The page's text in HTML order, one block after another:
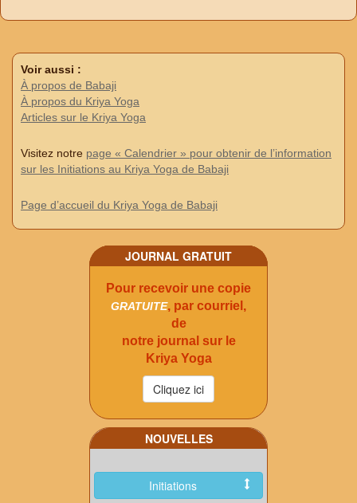
Voir aussi :
À propos de Babaji
À propos du Kriya Yoga
Articles sur le Kriya Yoga
Visitez notre page « Calendrier » pour obtenir de l’information
sur les Initiations au Kriya Yoga de Babaji
Page d’accueil du Kriya Yoga de Babaji
JOURNAL GRATUIT
Pour recevoir une copie
GRATUITE, par courriel,
de
notre journal sur le
Kriya Yoga
NOUVELLES
Initiations